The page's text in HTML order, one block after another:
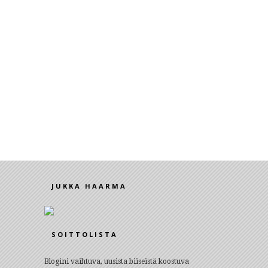
JUKKA HAARMA
SOITTOLISTA
Blogini vaihtuva, uusista biiseistä koostuva